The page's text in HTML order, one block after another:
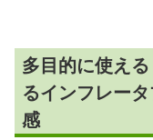
多目的に使え
るインフレー
感